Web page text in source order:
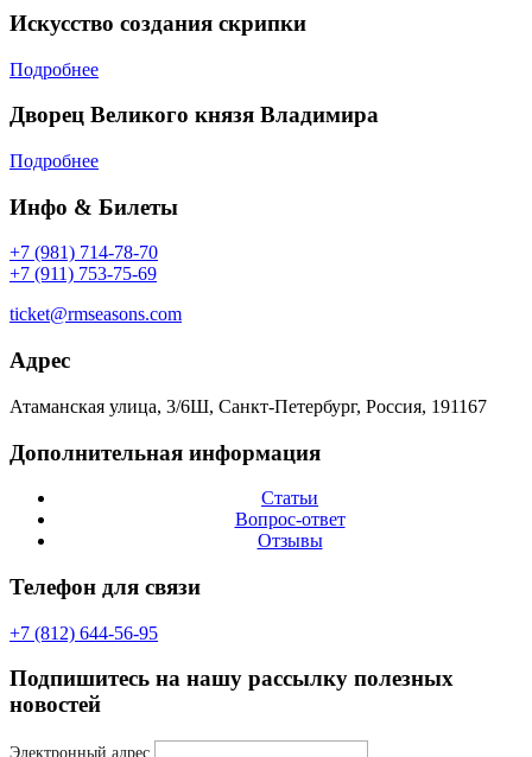
Искусство создания скрипки
Подробнее
Дворец Великого князя Владимира
Подробнее
Инфо & Билеты
+7 (981) 714-78-70
+7 (911) 753-75-69
ticket@rmseasons.com
Адрес
Атаманская улица, 3/6Ш, Санкт-Петербург, Россия, 191167
Дополнительная информация
Статьи
Вопрос-ответ
Отзывы
Телефон для связи
+7 (812) 644-56-95
Подпишитесь на нашу рассылку полезных
новостей
Электронный адрес